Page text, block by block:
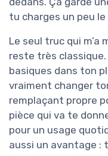
tu charges un peu
Le seul truc qui m’a
reste très
basiques dans ton
vraiment changer
remplaçant propre
pièce qui va te
pour un usage
aussi un avantage :